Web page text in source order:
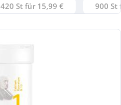
420 St für 15,99 € 900 St